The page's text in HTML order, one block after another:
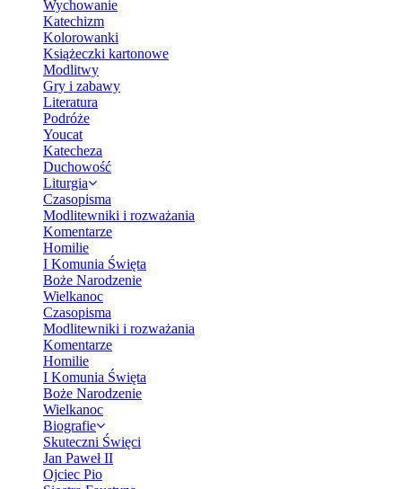
Wychowanie
Katechizm
Kolorowanki
Książeczki kartonowe
Modlitwy
Gry i zabawy
Literatura
Podróże
Youcat
Katecheza
Duchowość
Liturgia
Czasopisma
Modlitewniki i rozważania
Komentarze
Homilie
I Komunia Święta
Boże Narodzenie
Wielkanoc
Czasopisma
Modlitewniki i rozważania
Komentarze
Homilie
I Komunia Święta
Boże Narodzenie
Wielkanoc
Biografie
Skuteczni Święci
Jan Paweł II
Ojciec Pio